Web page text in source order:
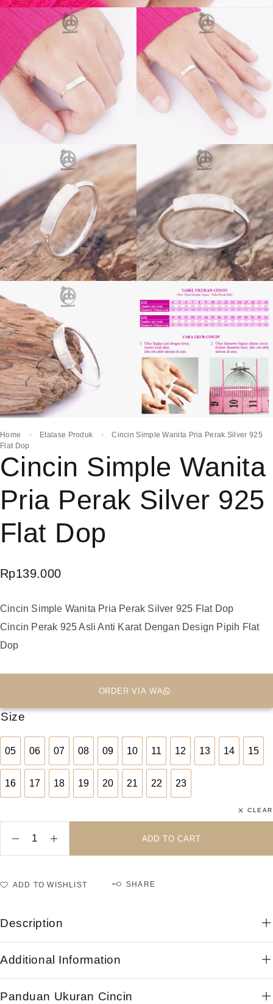
Home Etalase Produk
Cincin Simple Wanita Pria Perak Silver 925
Flat Dop
Cincin Simple Wanita
Pria Perak Silver 925
Flat Dop
Rp139.000
Cincin Simple Wanita Pria Perak Silver 925 Flat Dop
Cincin Perak 925 Asli Anti Karat Dengan Design Pipih Flat
Dop
ORDER VIA WA
Size
05
05
06
06
07
07
08
08
09
09
10
10
11
11
12
12
13
13
14
14
15
15
16
16
17
17
18
18
19
19
20
20
21
21
22
22
23
23
CLEAR
ADD TO CART
ADD TO WISHLIST SHARE
Description
Additional Information
Panduan Ukuran Cincin